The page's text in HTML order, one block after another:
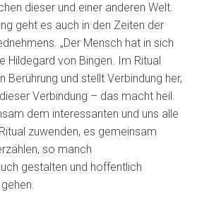
dieser und einer anderen Welt.
geht es auch in den Zeiten der
„Der Mensch hat in sich
Hildegard von Bingen. Im Ritual
und stellt Verbindung her,
Verbindung – das macht heil.
dem interessanten und uns alle
zuwenden, es gemeinsam
so manch
gestalten und hoffentlich